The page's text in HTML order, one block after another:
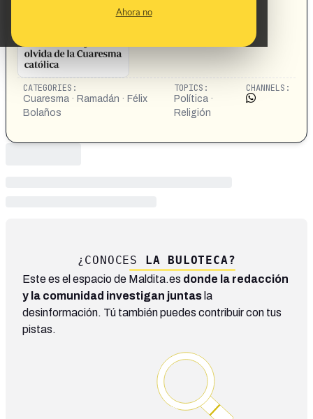
Ahora no
https://share.google/thVNo5CPwqOynB8Gy
CATEGORIES:
Cuaresma · Ramadán · Félix
Bolaños
TOPICS:
Política ·
Religión
CHANNELS:
¿CONOCES LA BULOTECA?
Este es el espacio de Maldita.es donde la redacción
y la comunidad investigan juntas la
desinformación. Tú también puedes contribuir con tus
pistas.